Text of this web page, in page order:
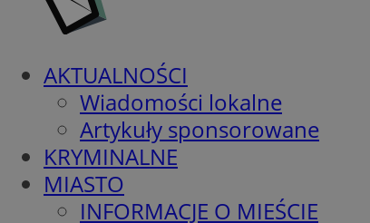
AKTUALNOŚCI
Wiadomości lokalne
Artykuły sponsorowane
KRYMINALNE
MIASTO
INFORMACJE O MIEŚCIE